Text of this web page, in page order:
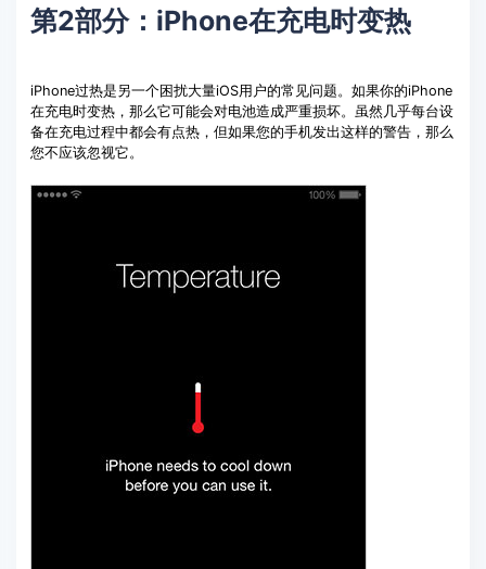
第2部分：iPhone在充电时变热
iPhone过热是另一个困扰大量iOS用户的常见问题。如果你的iPhone
在充电时变热，那么它可能会对电池造成严重损坏。虽然几乎每台设
备在充电过程中都会有点热，但如果您的手机发出这样的警告，那么
您不应该忽视它。